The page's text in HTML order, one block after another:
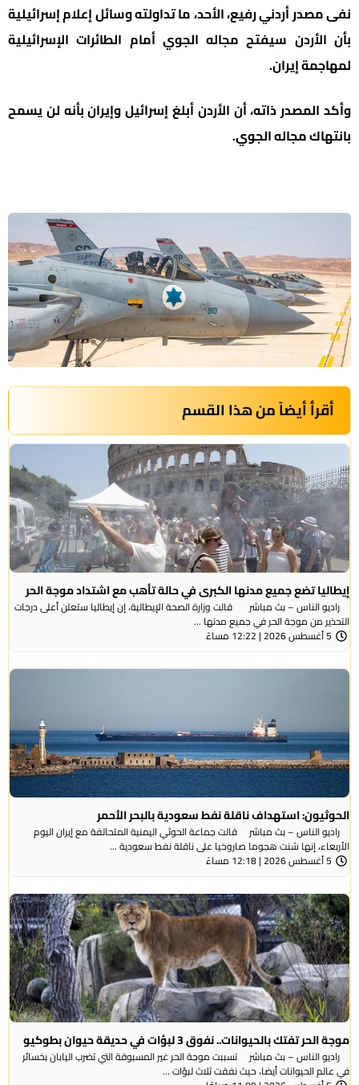
نفى مصدر أردني رفيع، الأحد، ما تداولته وسائل إعلام إسرائيلية
بأن الأردن سيفتح مجاله الجوي أمام الطائرات الإسرائيلية
لمهاجمة إيران.
وأكد المصدر ذاته، أن الأردن أبلغ إسرائيل وإيران بأنه لن يسمح
بانتهاك مجاله الجوي.
أقرأ أيضاً من هذا القسم
إيطاليا تضع جميع مدنها الكبرى في حالة تأهب مع اشتداد موجة الحر
راديو الناس – بث مباشر قالت وزارة الصحة الإيطالية، إن إيطاليا ستعلن أعلى درجات
التحذير من موجة ​الحر في جميع مدنها ...
5 أغسطس 2026 | 12:22 مساءً
الحوثيون: استهداف ناقلة نفط سعودية بالبحر الأحمر
راديو الناس – بث مباشر قالت جماعة الحوثي ​اليمنية المتحالفة ​مع إيران اليوم
الأربعاء، ⁠إنها شنت ​هجوما صاروخيا على ​ناقلة نفط سعودية ...
5 أغسطس 2026 | 12:18 مساءً
موجة الحر تفتك بالحيوانات.. نفوق 3 لبؤات في حديقة حيوان بطوكيو
راديو الناس – بث مباشر تسببت موجة الحر غير المسبوقة التي تضرب اليابان بخسائر
في عالم الحيوانات أيضا، حيث نفقت ثلاث لبؤات ...